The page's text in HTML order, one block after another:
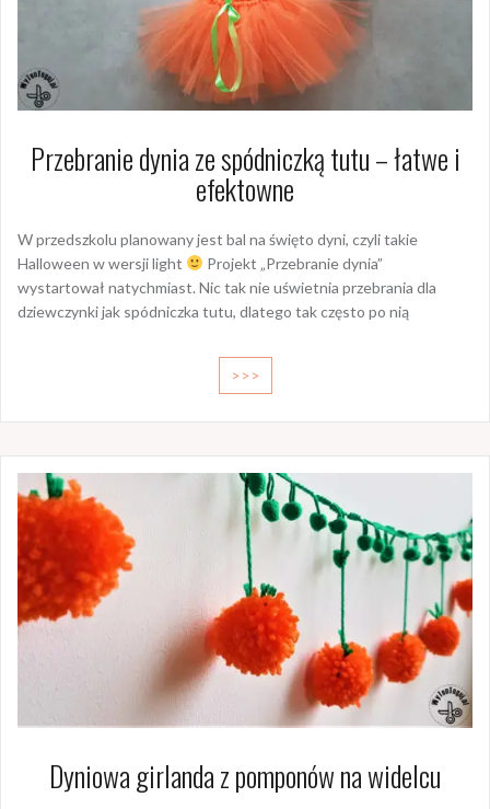
Przebranie dynia ze spódniczką tutu – łatwe i
efektowne
W przedszkolu planowany jest bal na święto dyni, czyli takie
Halloween w wersji light
Projekt „Przebranie dynia”
wystartował natychmiast. Nic tak nie uświetnia przebrania dla
dziewczynki jak spódniczka tutu, dlatego tak często po nią
>>>
Dyniowa girlanda z pomponów na widelcu